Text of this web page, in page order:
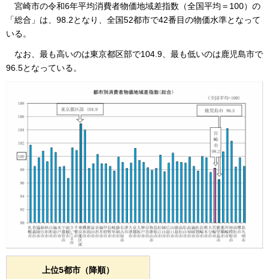
宮崎市の令和6年平均消費者物価地域差指数（全国平均＝100）の
「総合」は、98.2となり、全国52都市で42番目の物価水準となって
いる。
なお、最も高いのは東京都区部で104.9、最も低いのは鹿児島市で
96.5となっている。
上位5都市（降順）